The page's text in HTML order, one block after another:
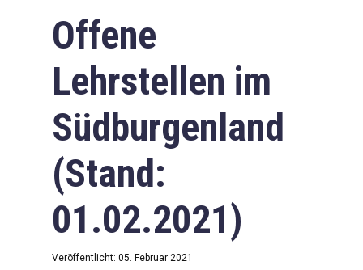
Offene
Lehrstellen im
Südburgenland
(Stand:
01.02.2021)
Veröffentlicht: 05. Februar 2021